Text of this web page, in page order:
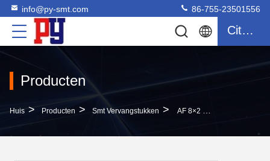
info@py-smt.com 86-755-23501556
Citaat
Producten
Huis > Producten > Smt Vervangstukken > AF 8×2 Van Roestvrij Staaljuki DELEN Voeder Hogere Dekking PN E1201706AA0A/E2203706CA0